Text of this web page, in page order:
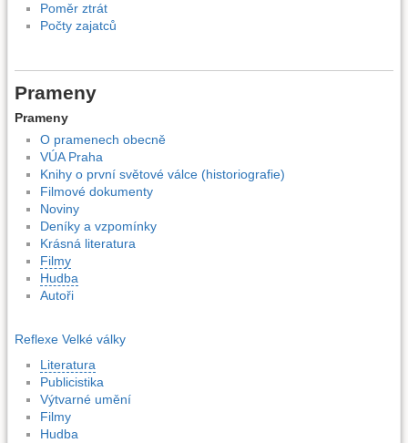
Poměr ztrát
Počty zajatců
Prameny
Prameny
O pramenech obecně
VÚA Praha
Knihy o první světové válce (historiografie)
Filmové dokumenty
Noviny
Deníky a vzpomínky
Krásná literatura
Filmy
Hudba
Autoři
Reflexe Velké války
Literatura
Publicistika
Výtvarné umění
Filmy
Hudba